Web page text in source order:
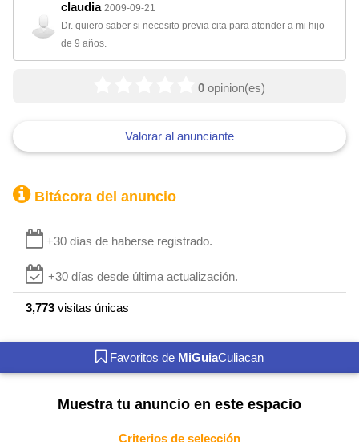
claudia 2009-09-21
Dr. quiero saber si necesito previa cita para atender a mi hijo
de 9 años.
0 opinion(es)
Valorar al anunciante
Bitácora del anuncio
+30 días de haberse registrado.
+30 días desde última actualización.
3,773 visitas únicas
Favoritos de MiGuiaCuliacan
Muestra tu anuncio en este espacio
Criterios de selección